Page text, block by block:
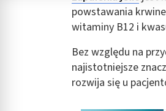
powstawania
witaminy B12 i
Bez względu na
najistotniejsze
rozwija się u
Tworzenie profili w celu
Wykorzystywanie profili w celu
Pomiar efektywności reklam
Pomiar efektywności treści